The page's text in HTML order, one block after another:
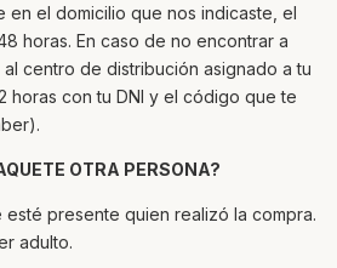
en el domicilio que nos indicaste, el
horas. En caso de no encontrar a
centro de distribución asignado a tu
horas con tu DNI y el código que te
OTRA PERSONA?
presente quien realizó la compra.
adulto.